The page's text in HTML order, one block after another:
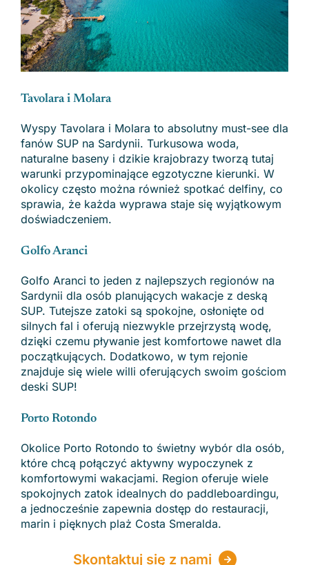
Tavolara i Molara
Wyspy Tavolara i Molara to absolutny must-see dla
fanów SUP na Sardynii. Turkusowa woda,
naturalne baseny i dzikie krajobrazy tworzą tutaj
warunki przypominające egzotyczne kierunki. W
okolicy często można również spotkać delfiny, co
sprawia, że każda wyprawa staje się wyjątkowym
doświadczeniem.
Golfo Aranci
Golfo Aranci to jeden z najlepszych regionów na
Sardynii dla osób planujących wakacje z deską
SUP. Tutejsze zatoki są spokojne, osłonięte od
silnych fal i oferują niezwykle przejrzystą wodę,
dzięki czemu pływanie jest komfortowe nawet dla
początkujących. Dodatkowo, w tym rejonie
znajduje się wiele willi oferujących swoim gościom
deski SUP!
Porto Rotondo
Okolice Porto Rotondo to świetny wybór dla osób,
które chcą połączyć aktywny wypoczynek z
komfortowymi wakacjami. Region oferuje wiele
spokojnych zatok idealnych do paddleboardingu,
a jednocześnie zapewnia dostęp do restauracji,
marin i pięknych plaż Costa Smeralda.
Skontaktuj się z nami